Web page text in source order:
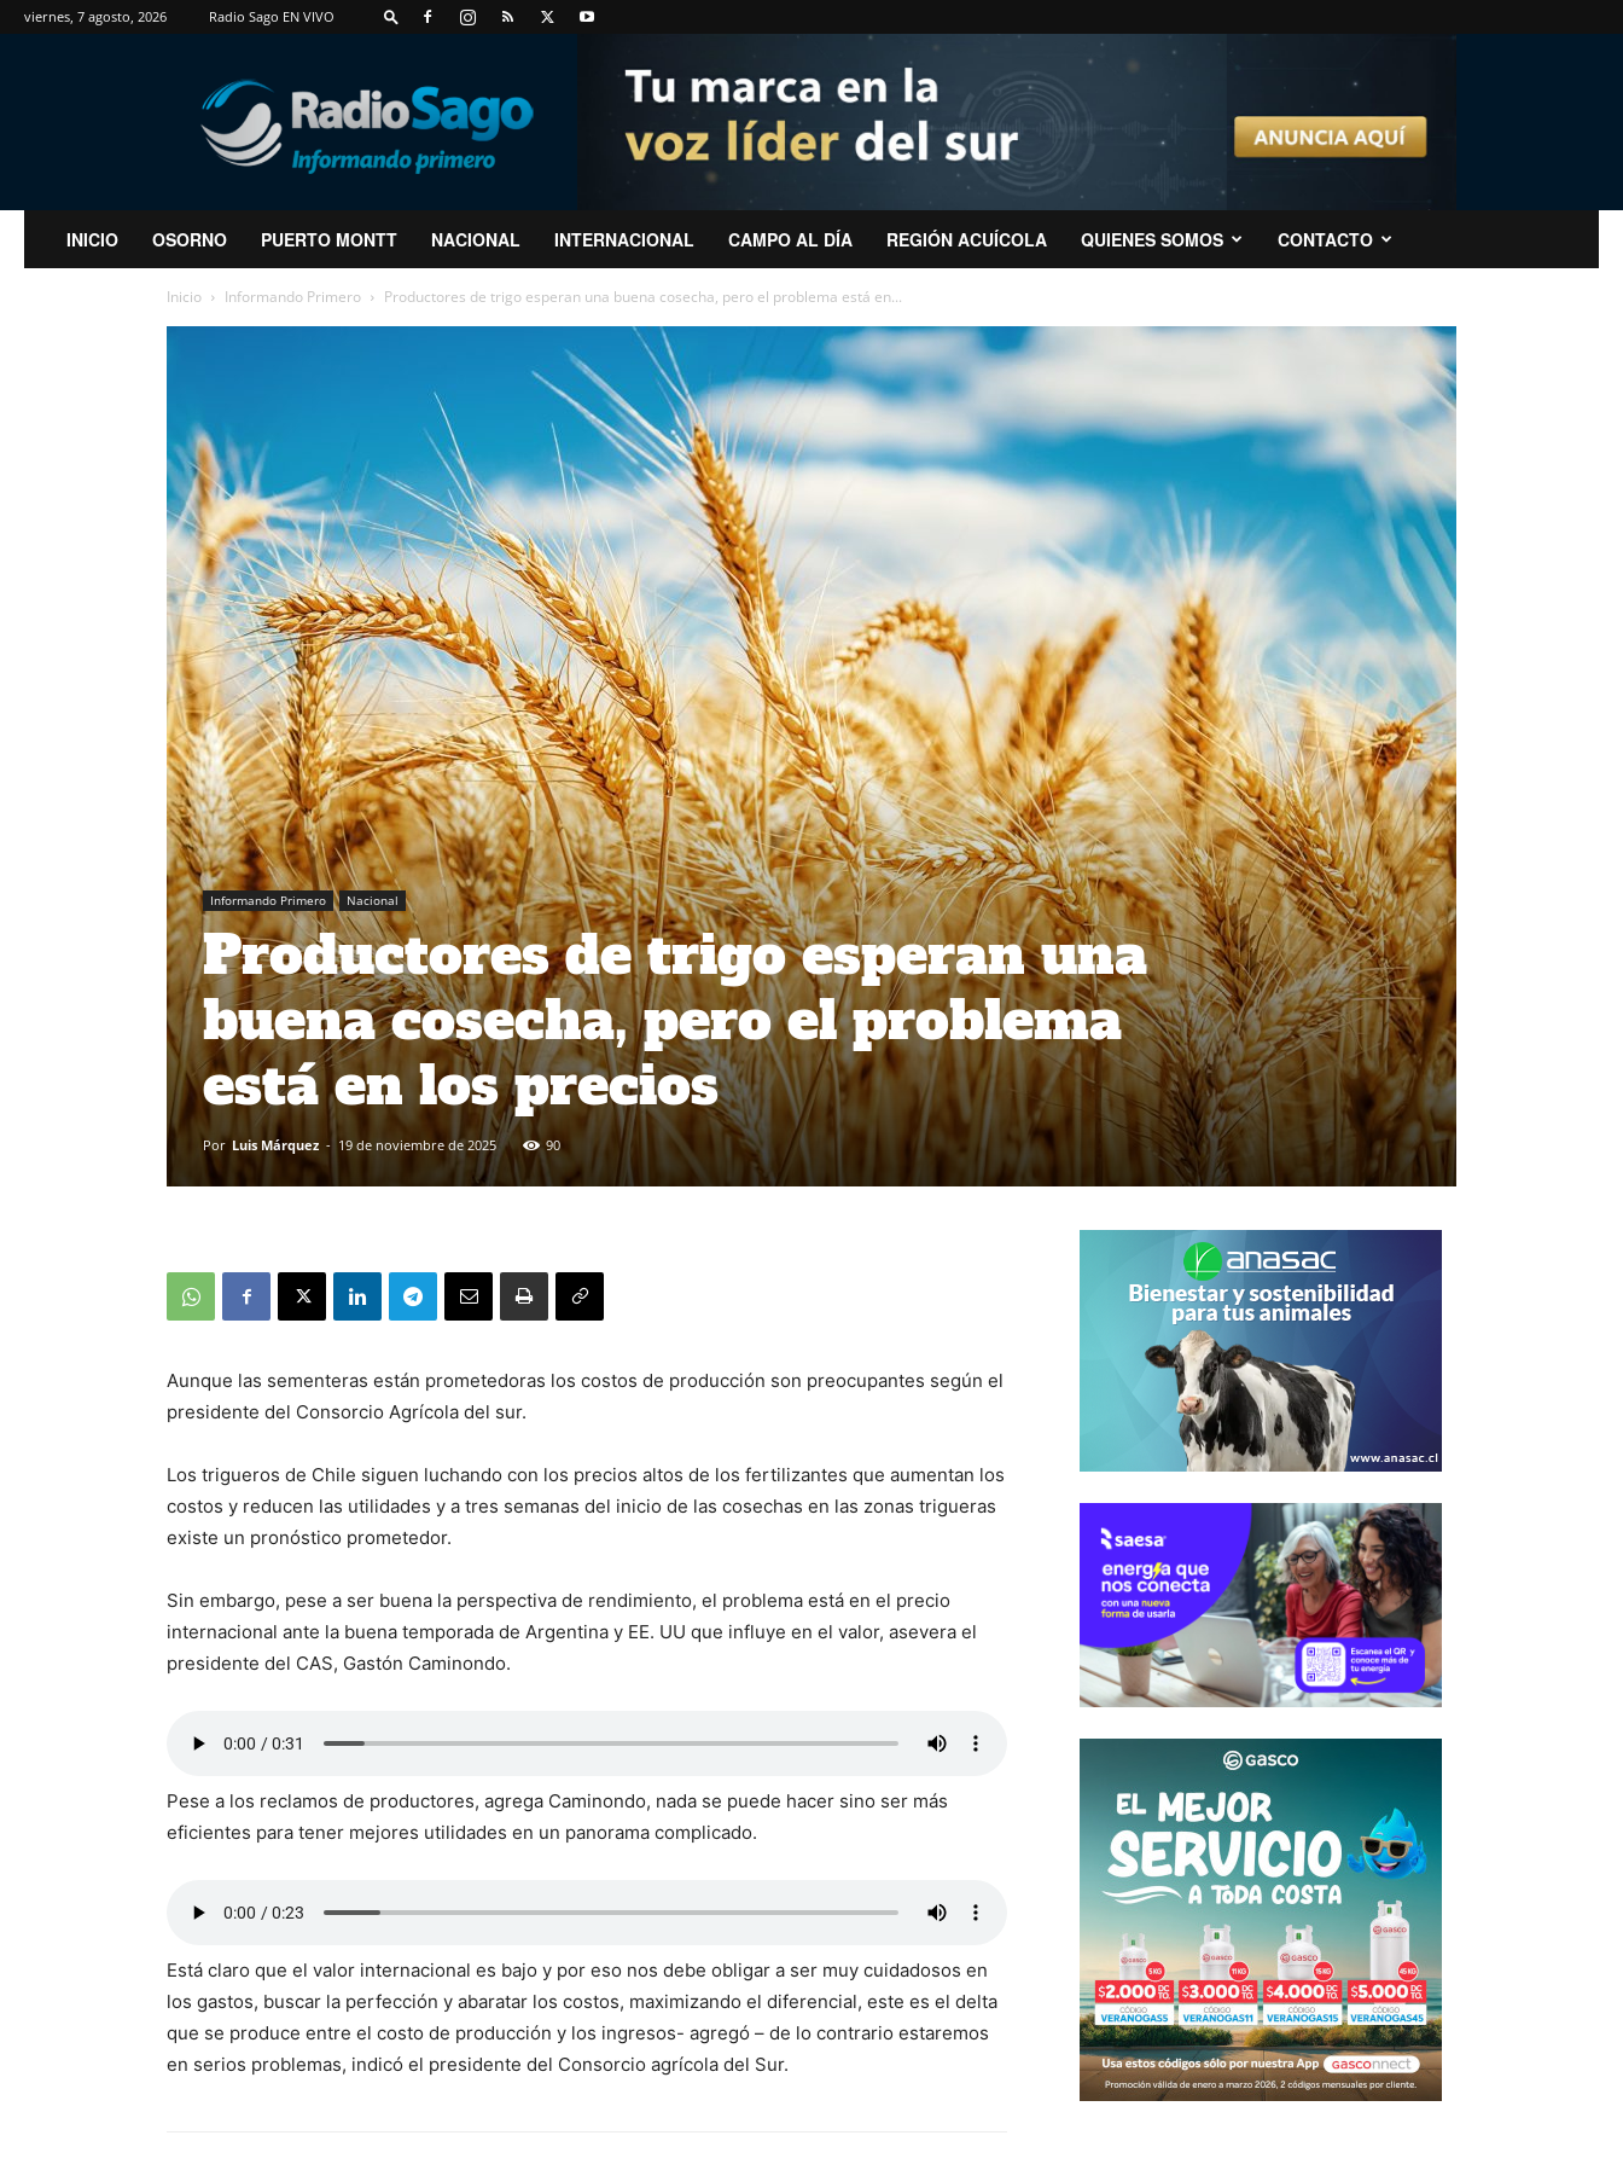
viernes, 7 agosto, 2026 Radio Sago EN VIVO
RadioSago
INICIO OSORNO PUERTO MONTT NACIONAL INTERNACIONAL CAMPO AL DÍA REGIÓN ACUÍCOLA QUIENES SOMOS CONTACTO
Inicio Informando Primero Productores de trigo esperan una buena cosecha, pero el problema está en...
Informando Primero Nacional
Productores de trigo esperan una
buena cosecha, pero el problema
está en los precios
Por Luis Márquez - 19 de noviembre de 2025 90
Aunque las sementeras están prometedoras los costos de producción son preocupantes según el
presidente del Consorcio Agrícola del sur.
Los trigueros de Chile siguen luchando con los precios altos de los fertilizantes que aumentan los
costos y reducen las utilidades y a tres semanas del inicio de las cosechas en las zonas trigueras
existe un pronóstico prometedor.
Sin embargo, pese a ser buena la perspectiva de rendimiento, el problema está en el precio
internacional ante la buena temporada de Argentina y EE. UU que influye en el valor, asevera el
presidente del CAS, Gastón Caminondo.
Pese a los reclamos de productores, agrega Caminondo, nada se puede hacer sino ser más
eficientes para tener mejores utilidades en un panorama complicado.
Está claro que el valor internacional es bajo y por eso nos debe obligar a ser muy cuidadosos en
los gastos, buscar la perfección y abaratar los costos, maximizando el diferencial, este es el delta
que se produce entre el costo de producción y los ingresos- agregó – de lo contrario estaremos
en serios problemas, indicó el presidente del Consorcio agrícola del Sur.